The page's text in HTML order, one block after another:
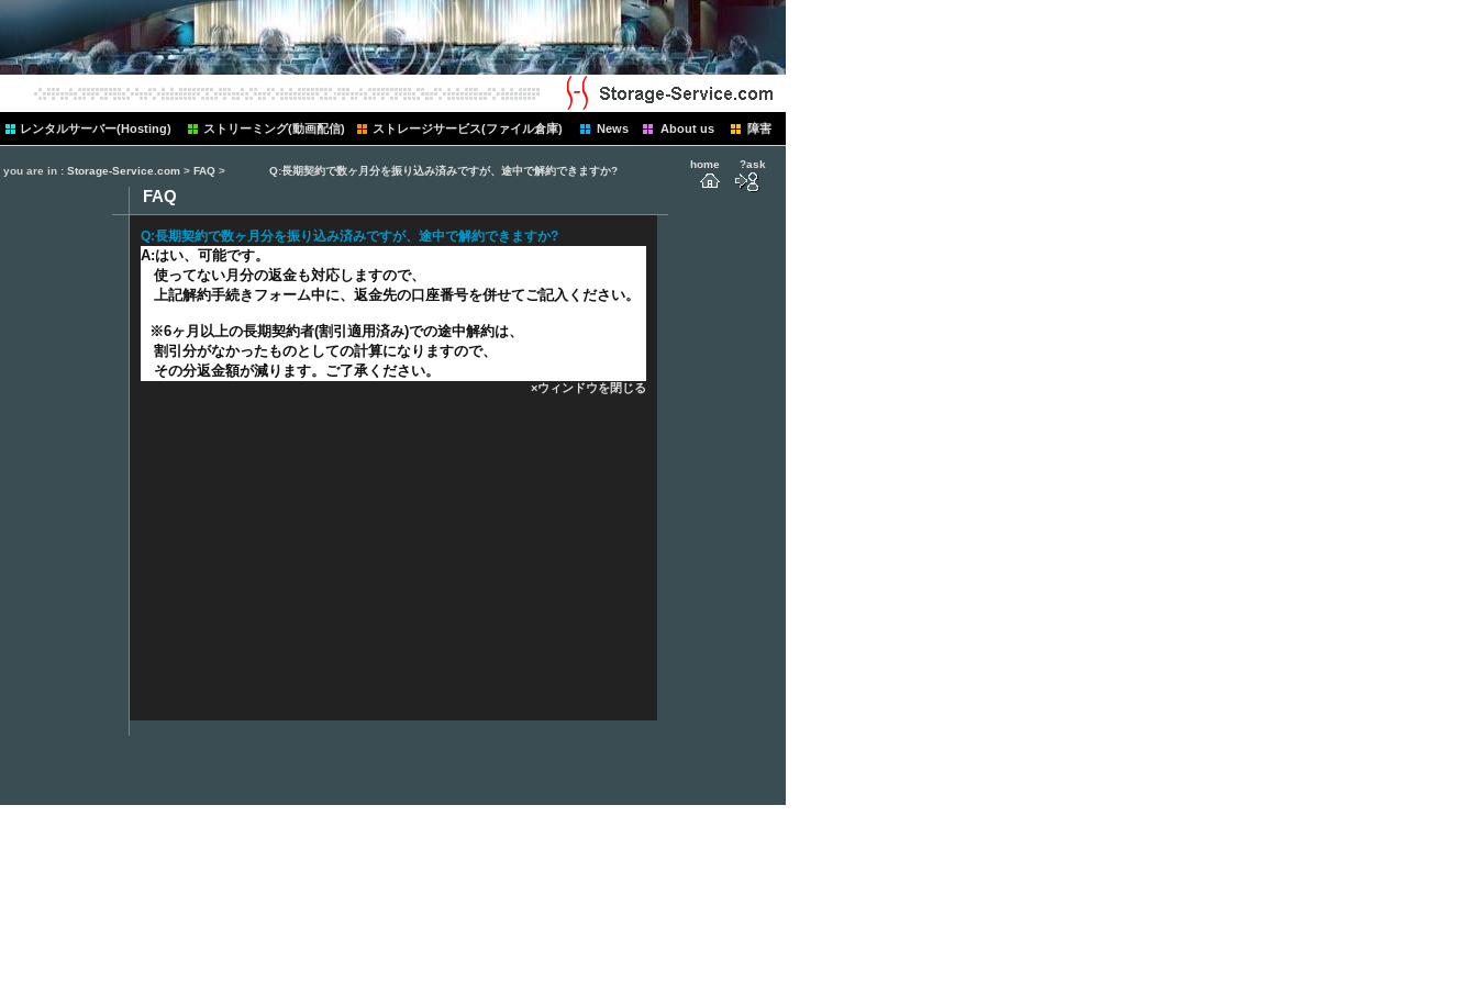
レンタルサーバー(Hosting) ストリーミング(動画配信)
ten ストレージサービス(ファイル倉庫) News About us 障害
you are in : Storage-Service.com > FAQ > Q:長期契約で数ヶ月分を振り込み済みですが、途中で解約できますか?
home ?ask
FAQ
Q:長期契約で数ヶ月分を振り込み済みですが、途中で解約できますか?
A:はい、可能です。
使ってない月分の返金も対応しますので、
上記解約手続きフォーム中に、返金先の口座番号を併せてご記入ください。
※6ヶ月以上の長期契約者(割引適用済み)での途中解約は、
割引分がなかったものとしての計算になりますので、
その分返金額が減ります。ご了承ください。
×ウィンドウを閉じる